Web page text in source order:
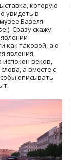
которую
увидеть в
Базеля
Сразу скажу:
как таковой, а о
явления,
испокон веков,
а вместе с
описывать